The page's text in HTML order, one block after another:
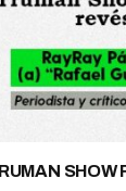
SHOW